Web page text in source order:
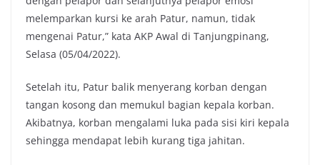
melemparkan kursi ke arah Patur, namun, tidak
mengenai Patur,” kata AKP Awal di Tanjungpinang,
Selasa (05/04/2022).
Setelah itu, Patur balik menyerang korban dengan
tangan kosong dan memukul bagian kepala korban.
Akibatnya, korban mengalami luka pada sisi kiri kepala
sehingga mendapat lebih kurang tiga jahitan.